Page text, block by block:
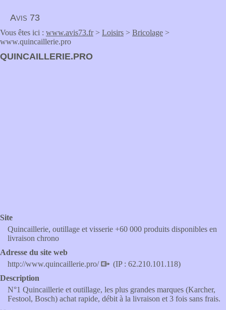
Avis 73
Vous êtes ici : www.avis73.fr> Loisirs > Bricolage >
www.quincaillerie.pro
QUINCAILLERIE.PRO
Site
Quincaillerie, outillage et visserie +60 000 produits disponibles en
livraison chrono
Adresse du site web
http://www.quincaillerie.pro/
(IP : 62.210.101.118)
Description
N°1 Quincaillerie et outillage, les plus grandes marques (Karcher,
Festool, Bosch) achat rapide, débit à la livraison et 3 fois sans frais.